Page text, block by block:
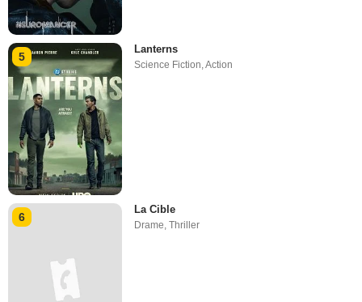
5
Lanterns
Science Fiction,Action
6
La Cible
Drame,Thriller